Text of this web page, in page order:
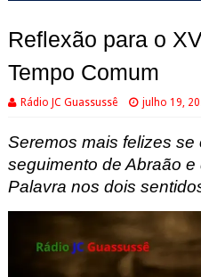
Reflexão para o
Tempo Comum
Rádio JC Guassussê julho 19,
Seremos mais felizes se
seguimento de Abraão
Palavra nos dois